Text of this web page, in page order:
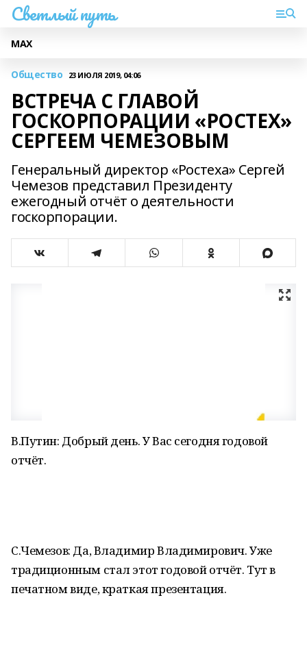
Светлый путь
МАХ
Общество 23 ИЮЛЯ 2019, 04:06
ВСТРЕЧА С ГЛАВОЙ
ГОСКОРПОРАЦИИ «РОСТЕХ»
СЕРГЕЕМ ЧЕМЕЗОВЫМ
Генеральный директор «Ростеха» Сергей
Чемезов представил Президенту
ежегодный отчёт о деятельности
госкорпорации.
В.Путин: Добрый день. У Вас сегодня годовой
отчёт.
С.Чемезов: Да, Владимир Владимирович. Уже
традиционным стал этот годовой отчёт. Тут в
печатном виде, краткая презентация.